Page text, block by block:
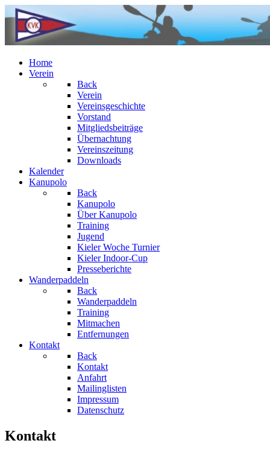
Home
Verein
Back
Verein
Vereinsgeschichte
Vorstand
Mitgliedsbeiträge
Übernachtung
Vereinszeitung
Downloads
Kalender
Kanupolo
Back
Kanupolo
Über Kanupolo
Training
Jugend
Kieler Woche Turnier
Kieler Indoor-Cup
Presseberichte
Wanderpaddeln
Back
Wanderpaddeln
Training
Mitmachen
Entfernungen
Kontakt
Back
Kontakt
Anfahrt
Mailinglisten
Impressum
Datenschutz
Kontakt